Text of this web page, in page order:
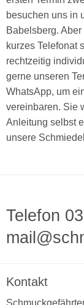
besuchen uns in
Babelsberg.
kurzes Telefonat
rechtzeitig
gerne unseren
WhatsApp, um
vereinbaren. Sie
Anleitung selbst
unsere
Telefon
Kontakt